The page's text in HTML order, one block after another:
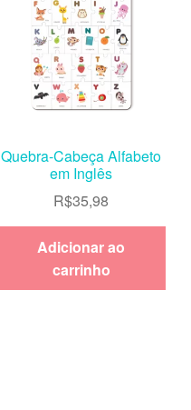
Quebra-Cabeça Alfabeto
em Inglês
R$35,98
Adicionar ao
carrinho